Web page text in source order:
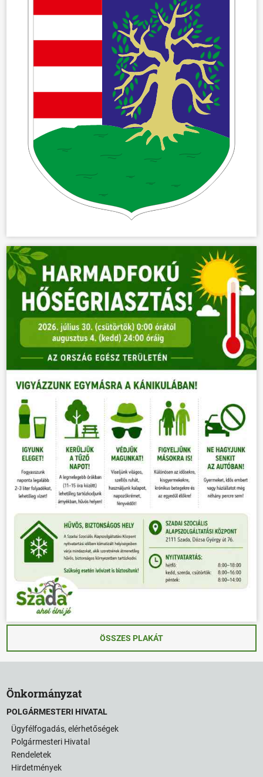
ÖNKORMÁNYZAT
ÜGYINTÉZÉS
KÖZÖSSÉG
HÍREK
VÁLASZTÁSOK
ÖSSZES PLAKÁT
Önkormányzat
POLGÁRMESTERI HIVATAL
Ügyfélfogadás, elérhetőségek
Polgármesteri Hivatal
Rendeletek
Hirdetmények